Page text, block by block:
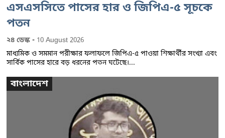
এসএসসিতে পাসের হার ও জিপিএ-৫ সূচকে
পতন
২৪ ডেস্ক - 10 August 2026
মাধ্যমিক ও সমমান পরীক্ষার ফলাফলে জিপিএ-৫ পাওয়া শিক্ষার্থীর সংখ্যা এবং
সার্বিক পাসের হারে বড় ধরনের পতন ঘটেছে।...
বাংলাদেশ